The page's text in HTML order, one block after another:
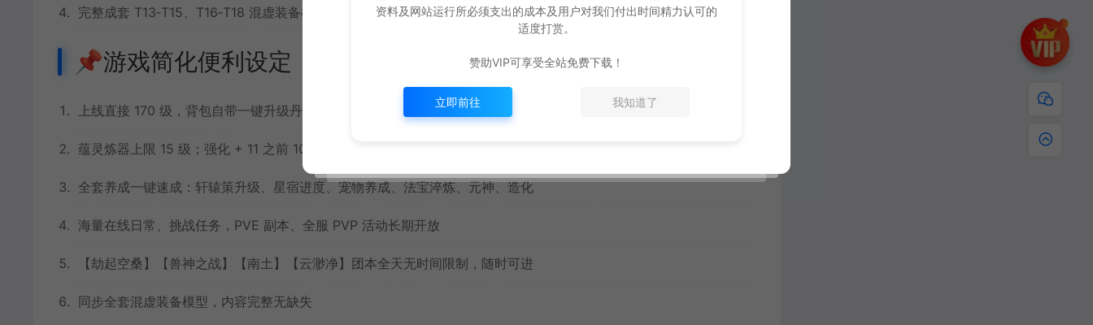
完整成套 T13‑T15、T16‑T18 混虚装备模型
📌游戏简化便利设定
上线直接 170 级，背包自带一键升级丹，极速满级
蕴灵炼器上限 15 级；强化 + 11 之前 100% 必成，降低养成压力
全套养成一键速成：轩辕策升级、星宿进度、宠物养成、法宝淬炼、元神、造化
海量在线日常、挑战任务，PVE 副本、全服 PVP 活动长期开放
【劫起空桑】【兽神之战】【南土】【云渺净】团本全天无时间限制，随时可进
同步全套混虚装备模型，内容完整无缺失
资料及网站运行所必须支出的成本及用户对我们付出时间精力认可的
适度打赏。
赞助VIP可享受全站免费下载！
立即前往 我知道了